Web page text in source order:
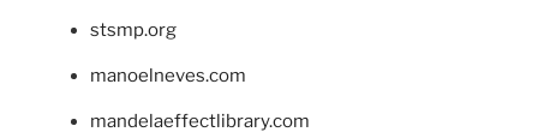
stsmp.org
manoelneves.com
mandelaeffectlibrary.com